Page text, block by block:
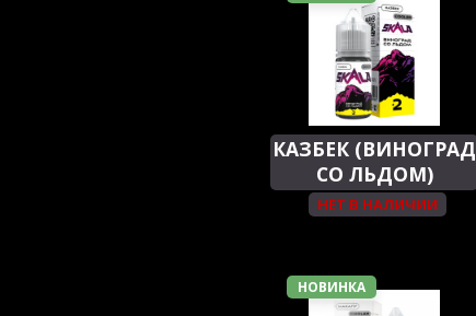
КАЗБЕК (ВИНОГРАД
СО ЛЬДОМ)
НЕТ В НАЛИЧИИ
НОВИНКА